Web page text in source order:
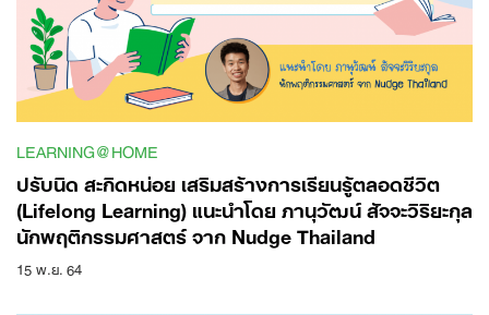
LEARNING@HOME
ปรับนิด สะกิดหน่อย เสริมสร้างการเรียนรู้ตลอดชีวิต
(Lifelong Learning) แนะนำโดย ภานุวัฒน์ สัจจะวิริยะกุล
นักพฤติกรรมศาสตร์ จาก Nudge Thailand
15 พ.ย. 64